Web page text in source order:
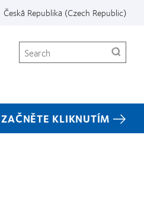
Česká Republika (Czech Republic)
Search
ZAČNĚTE KLIKNUTÍM